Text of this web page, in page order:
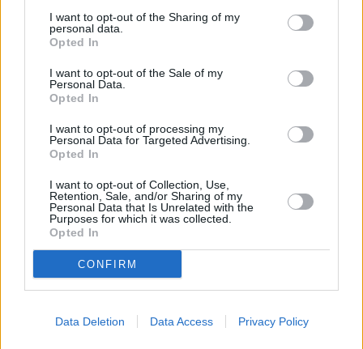
I want to opt-out of the Sharing of my
personal data.
Opted In
I want to opt-out of the Sale of my
Personal Data.
Opted In
I want to opt-out of processing my
Personal Data for Targeted Advertising.
Opted In
I want to opt-out of Collection, Use,
Retention, Sale, and/or Sharing of my
Personal Data that Is Unrelated with the
Purposes for which it was collected.
Opted In
CONFIRM
Data Deletion Data Access Privacy Policy